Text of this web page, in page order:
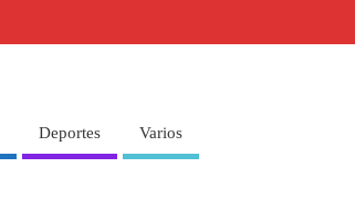
Deportes Varios